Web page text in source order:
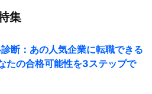
集
断：あの人気企業に転職できる
たの合格可能性を3ステップで